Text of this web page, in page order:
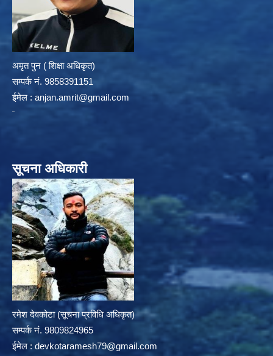
अमृत पुन ( शिक्षा अधिकृत)
सम्पर्क न‌ं. 9858391151
ईमेल : anjan.amrit@gmail.com
सूचना अधिकारी
रमेश देवकोटा (सूचना प्रविधि अधिकृत)
सम्पर्क न‌ं. 9809824965
ईमेल : devkotaramesh79@gmail.com